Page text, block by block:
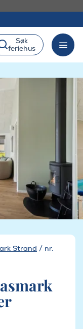
Søk
feriehus
Strand / nr.